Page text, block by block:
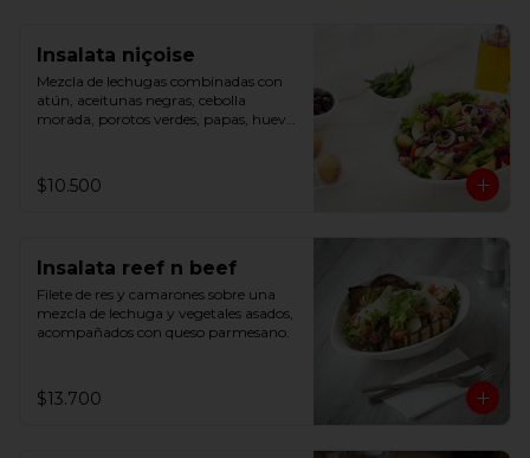
Insalata niçoise
Mezcla de lechugas combinadas con
atún, aceitunas negras, cebolla
morada, porotos verdes, papas, huevo
$10.500
Insalata reef n beef
Filete de res y camarones sobre una
mezcla de lechuga y vegetales asados,
acompañados con queso parmesano.
$13.700